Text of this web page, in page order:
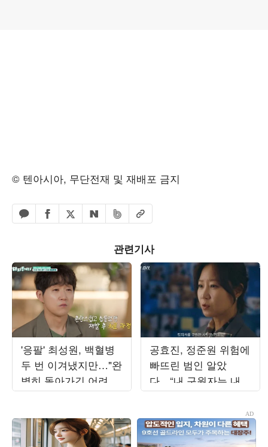
© 텐아시아, 무단전재 및 재배포 금지
카카오톡 공유하기
페이스북 공유하기
엑스 공유하기
네이버 공유하기
밴드 공유하기
URL복사
관련기사
'응팔' 최성원, 백혈병
두 번 이겨냈지만…"완
벽히 돌아가긴 어려워"
('해투')
공효진, 정준원 위험에
빠뜨린 범인 알았
다…“내 구원자는 내
남편” (‘유부녀 킬러’)